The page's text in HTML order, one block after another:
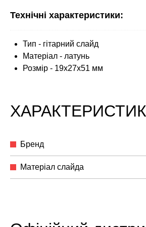
Технічні характеристики:
Тип - гітарний слайд
Матеріал - латунь
Розмір - 19x27x51 мм
Бренд
Матеріал слайда